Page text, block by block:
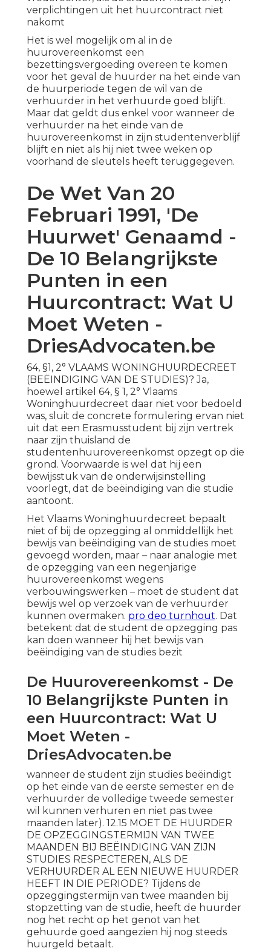
verplichtingen uit het huurcontract niet
nakomt
Het is wel mogelijk om al in de
huurovereenkomst een
bezettingsvergoeding overeen te komen
voor het geval de huurder na het einde van
de huurperiode tegen de wil van de
verhuurder in het verhuurde goed blijft.
Maar dat geldt dus enkel voor wanneer de
verhuurder na het einde van de
huurovereenkomst in zijn studentenverblijf
blijft en niet als hij niet twee weken op
voorhand de sleutels heeft teruggegeven.
De Wet Van 20
Februari 1991, 'De
Huurwet' Genaamd -
De 10 Belangrijkste
Punten in een
Huurcontract: Wat U
Moet Weten -
DriesAdvocaten.be
64, §1, 2° VLAAMS WONINGHUURDECREET
(BEËINDIGING VAN DE STUDIES)? Ja,
hoewel artikel 64, § 1, 2° Vlaams
Woninghuurdecreet daar niet voor bedoeld
was, sluit de concrete formulering ervan niet
uit dat een Erasmusstudent bij zijn vertrek
naar zijn thuisland de
studentenhuurovereenkomst opzegt op die
grond. Voorwaarde is wel dat hij een
bewijsstuk van de onderwijsinstelling
voorlegt, dat de beëindiging van die studie
aantoont.
Het Vlaams Woninghuurdecreet bepaalt
niet of bij de opzegging al onmiddellijk het
bewijs van beëindiging van de studies moet
gevoegd worden, maar – naar analogie met
de opzegging van een negenjarige
huurovereenkomst wegens
verbouwingswerken – moet de student dat
bewijs wel op verzoek van de verhuurder
kunnen overmaken. pro deo turnhout. Dat
betekent dat de student de opzegging pas
kan doen wanneer hij het bewijs van
beëindiging van de studies bezit
De Huurovereenkomst - De
10 Belangrijkste Punten in
een Huurcontract: Wat U
Moet Weten -
DriesAdvocaten.be
wanneer de student zijn studies beëindigt
op het einde van de eerste semester en de
verhuurder de volledige tweede semester
wil kunnen verhuren en niet pas twee
maanden later). 12.15 MOET DE HUURDER
DE OPZEGGINGSTERMIJN VAN TWEE
MAANDEN BIJ BEËINDIGING VAN ZIJN
STUDIES RESPECTEREN, ALS DE
VERHUURDER AL EEN NIEUWE HUURDER
HEEFT IN DIE PERIODE? Tijdens de
opzeggingstermijn van twee maanden bij
stopzetting van de studie, heeft de huurder
nog het recht op het genot van het
gehuurde goed aangezien hij nog steeds
huurgeld betaalt.